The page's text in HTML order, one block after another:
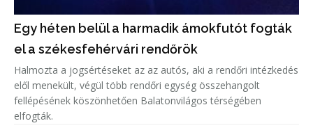
Egy héten belül a harmadik ámokfutót fogták
el a székesfehérvári rendőrök
Halmozta a jogsértéseket az az autós, aki a rendőri intézkedés
elől menekült, végül több rendőri egység összehangolt
fellépésének köszönhetően Balatonvilágos térségében
elfogták.